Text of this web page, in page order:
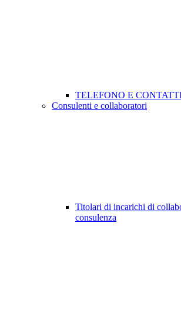
TELEFONO E
Consulenti e collaboratori
Titolari di incarichi di
consulenza